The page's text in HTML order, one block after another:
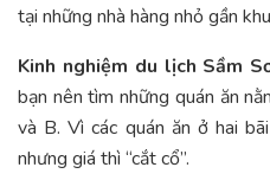
tại những nhà hàng nhỏ gần
Kinh nghiệm du lịch Sầm
bạn nên tìm những quán ăn
và B. Vì các quán ăn ở hai
nhưng giá thì “cắt cổ”.